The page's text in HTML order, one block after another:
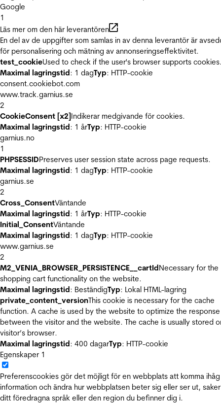
Google
1
Läs mer om den här leverantören
En del av de uppgifter som samlas in av denna leverantör är
för personalisering och mätning av annonseringseffektivitet.
test_cookieUsed to check if the user's browser supports
Maximal lagringstid: 1 dagTyp: HTTP-cookie
consent.cookiebot.com
www.track.garnius.se
2
CookieConsent [x2]Indikerar medgivande för cookies.
Maximal lagringstid: 1 årTyp: HTTP-cookie
garnius.no
1
PHPSESSIDPreserves user session state across page requests.
Maximal lagringstid: 1 dagTyp: HTTP-cookie
garnius.se
2
Cross_ConsentVäntande
Maximal lagringstid: 1 årTyp: HTTP-cookie
Initial_ConsentVäntande
Maximal lagringstid: 1 dagTyp: HTTP-cookie
www.garnius.se
2
M2_VENIA_BROWSER_PERSISTENCE__cartIdNecessary for the
shopping cart functionality on the website.
Maximal lagringstid: BeständigTyp: Lokal HTML-lagring
private_content_versionThis cookie is necessary for the cache
function. A cache is used by the website to optimize the
between the visitor and the website. The cache is usually stored
visitor’s browser.
Maximal lagringstid: 400 dagarTyp: HTTP-cookie
Egenskaper 1
Preferenscookies gör det möjligt för en webbplats att komma ihåg
information och ändra hur webbplatsen beter sig eller ser ut,
ditt föredragna språk eller den region du befinner dig i.